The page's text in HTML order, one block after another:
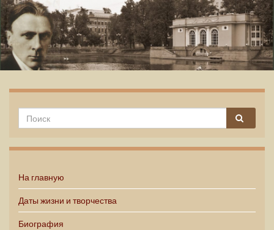
На главную
Даты жизни и творчества
Биография